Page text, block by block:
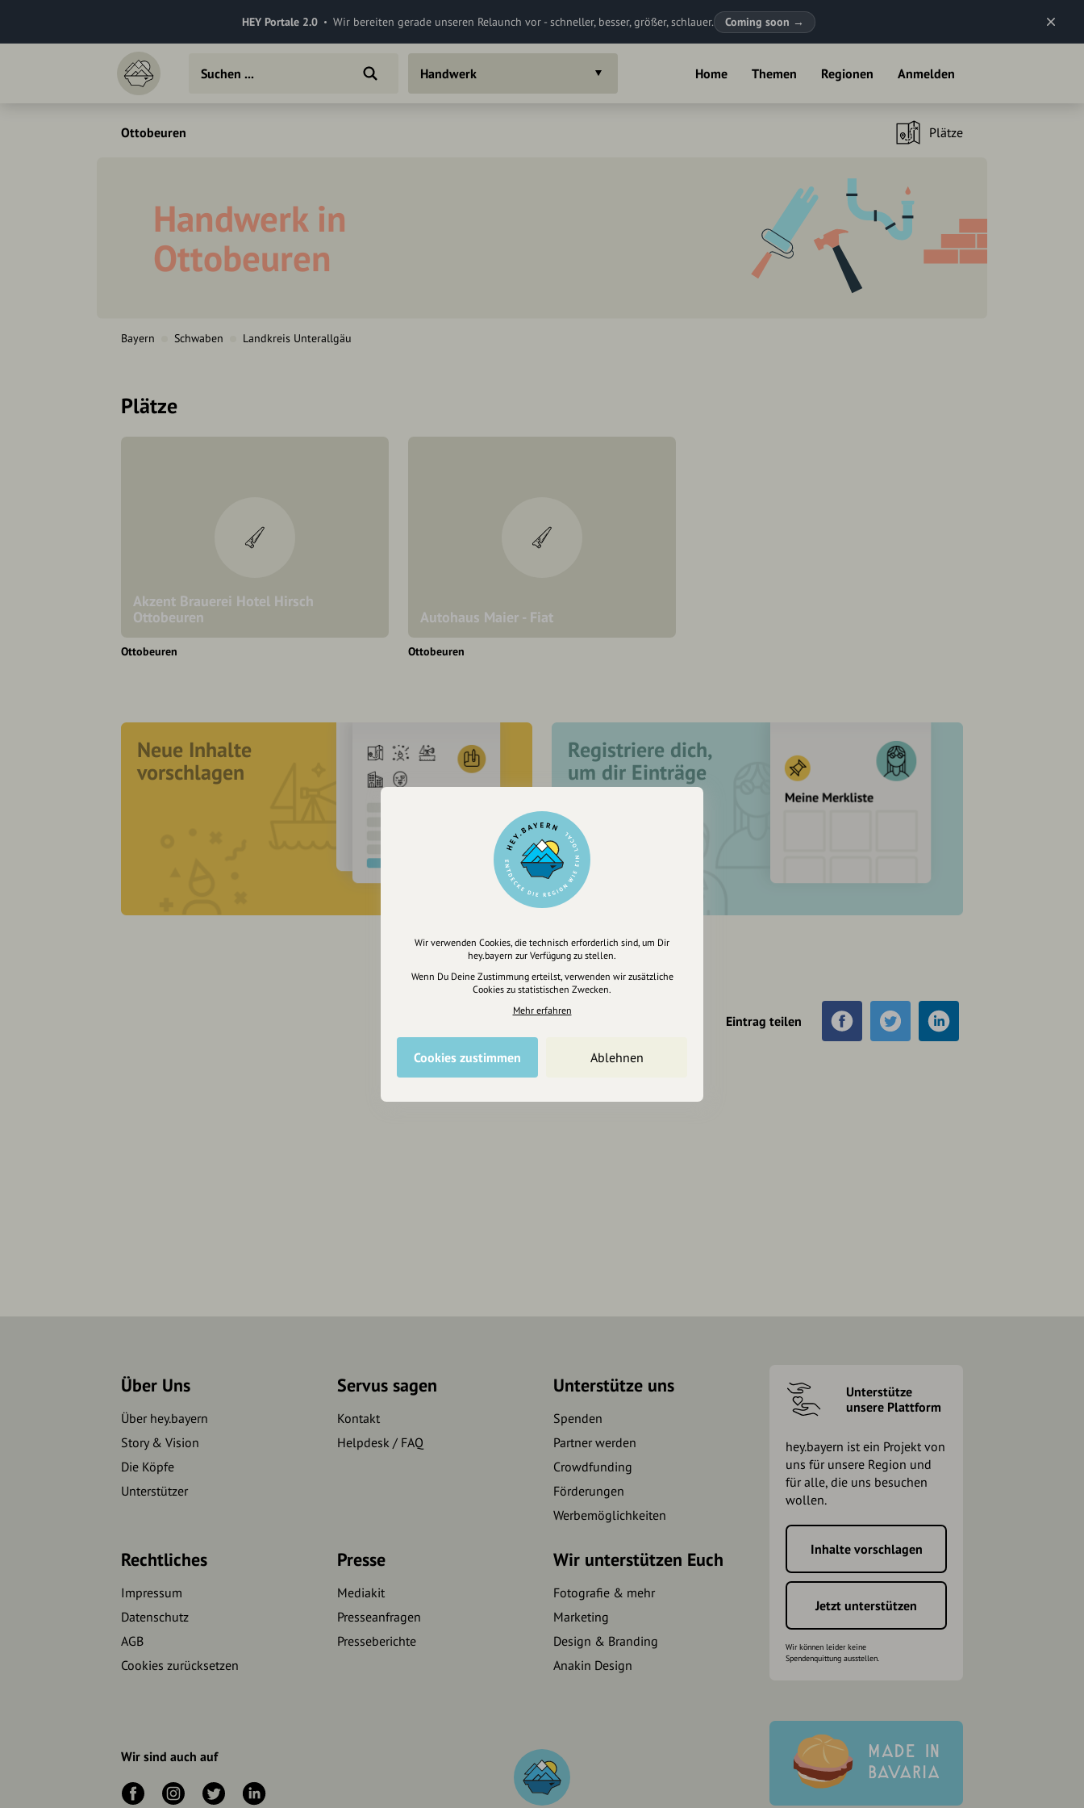
HEY Portale 2.0 Wir bereiten gerade unseren Relaunch vor - schneller, besser, größer, schlauer. Coming soon →
Home Themen Regionen Anmelden
Handwerk
Ottobeuren Plätze
Handwerk in
Ottobeuren
Bayern Schwaben Landkreis Unterallgäu
Plätze
Akzent Brauerei Hotel Hirsch
Ottobeuren
Ottobeuren
Autohaus Maier - Fiat
Ottobeuren
Neue Inhalte
vorschlagen
Registriere dich,
um dir Einträge
zu merken
Eintrag teilen
Über Uns
Über hey.bayern
Story & Vision
Die Köpfe
Unterstützer
Servus sagen
Kontakt
Helpdesk / FAQ
Unterstütze uns
Spenden
Partner werden
Crowdfunding
Förderungen
Werbemöglichkeiten
Rechtliches
Impressum
Datenschutz
AGB
Cookies zurücksetzen
Presse
Mediakit
Presseanfragen
Presseberichte
Wir unterstützen Euch
Fotografie & mehr
Marketing
Design & Branding
Anakin Design
Unterstütze
unsere Plattform
hey.bayern ist ein Projekt von
uns für unsere Region und
für alle, die uns besuchen
wollen.
Inhalte vorschlagen
Jetzt unterstützen
Wir können leider keine
Spendenquittung ausstellen.
Wir sind auch auf
Wir verwenden Cookies, die technisch erforderlich sind, um Dir
hey.bayern zur Verfügung zu stellen.
Wenn Du Deine Zustimmung erteilst, verwenden wir zusätzliche
Cookies zu statistischen Zwecken.
Mehr erfahren
Cookies zustimmen Ablehnen